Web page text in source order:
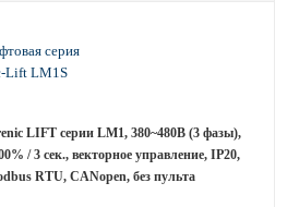
LIFT серии LM1, 380~480B (3 фазы),
/ 3 сек., векторное управление, IP20,
RTU, CANopen, без пульта